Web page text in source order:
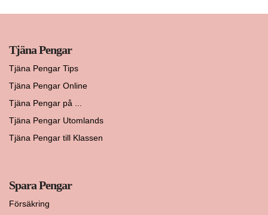
Tjäna Pengar
Tjäna Pengar Tips
Tjäna Pengar Online
Tjäna Pengar på ...
Tjäna Pengar Utomlands
Tjäna Pengar till Klassen
Spara Pengar
Försäkring